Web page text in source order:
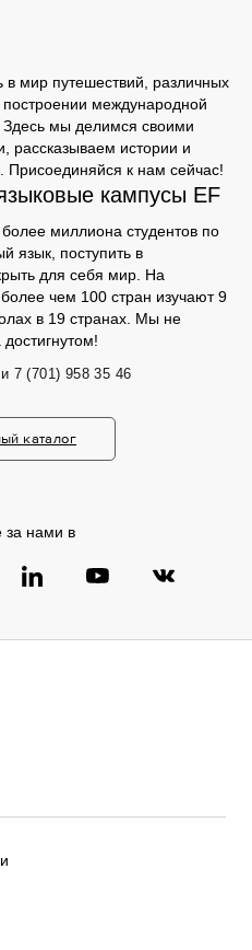
в мир путешествий, различных
построении международной
Здесь мы делимся своими
рассказываем истории и
к нам сейчас!
кампусы EF
миллиона студентов по
язык, поступить в
для себя мир. На
чем 100 стран изучают 9
в 19 странах. Мы не
7 (701) 958 35 46
каталог
за нами в